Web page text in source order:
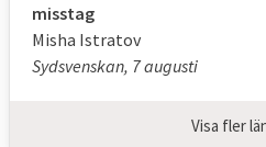
(slutlig)
Källor:Klicka på
kommer
misstag
Misha Istratov
Sydsvenskan, 7 augusti
Visa fler